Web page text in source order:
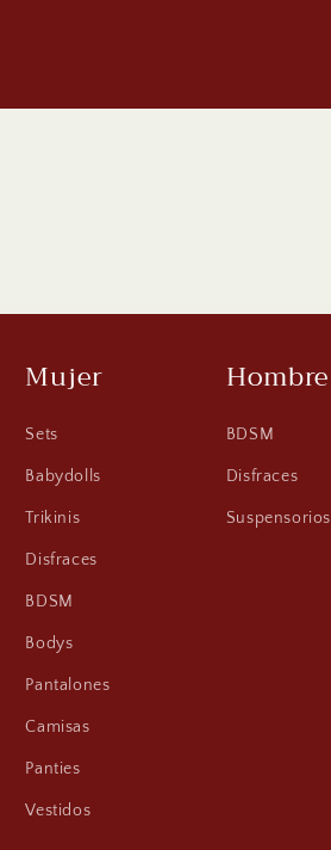
Mujer
Sets
Babydolls
Trikinis
Disfraces
BDSM
Bodys
Pantalones
Camisas
Panties
Vestidos
Hombre
BDSM
Disfraces
Suspensorios